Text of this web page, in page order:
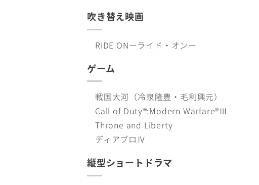
吹き替え映画
RIDE ONーライド・オンー
ゲーム
戦国大河（冷泉隆豊・毛利興元）
Call of Duty®︎:Modern Warfare®︎Ⅲ
Throne and Liberty
ディアブロⅣ
縦型ショートドラマ